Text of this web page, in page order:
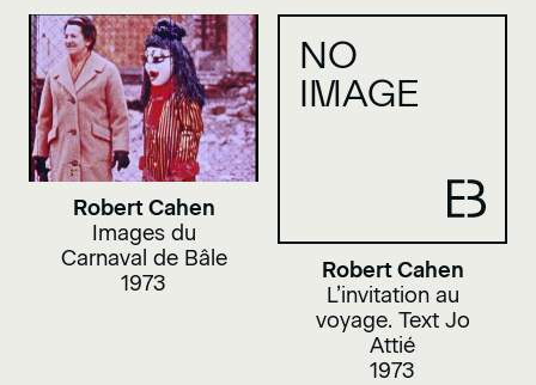
Robert Cahen
Images du
Carnaval de Bâle
1973
NO
IMAGE
Robert Cahen
L’invitation au
voyage. Text Jo
Attié
1973